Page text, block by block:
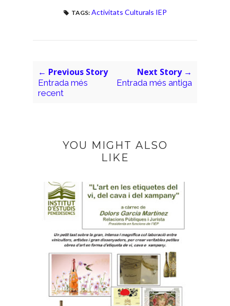
TAGS: Activitats Culturals IEP
← Previous Story
Entrada més
recent
Next Story →
Entrada més antiga
YOU MIGHT ALSO
LIKE